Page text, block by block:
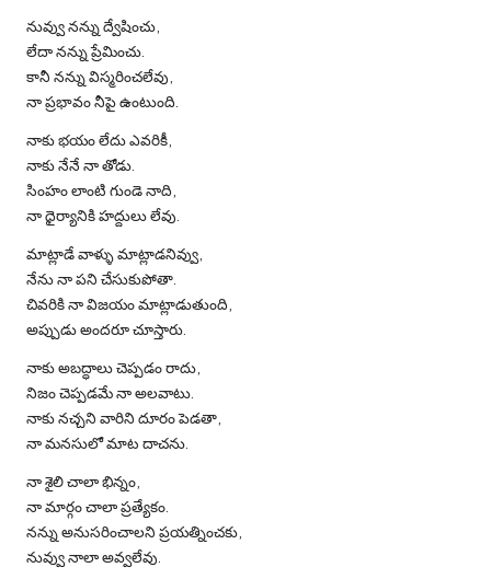
నువ్వు నన్ను ద్వేషించు,
లేదా నన్ను ప్రేమించు.
కానీ నన్ను విస్మరించలేవు,
నా ప్రభావం నీపై ఉంటుంది.
నాకు భయం లేదు ఎవరికీ,
నాకు నేనే నా తోడు.
సింహం లాంటి గుండె నాది,
నా ధైర్యానికి హద్దులు లేవు.
మాట్లాడే వాళ్ళు మాట్లాడనివ్వు,
నేను నా పని చేసుకుపోతా.
చివరికి నా విజయం మాట్లాడుతుంది,
అప్పుడు అందరూ చూస్తారు.
నాకు అబద్ధాలు చెప్పడం రాదు,
నిజం చెప్పడమే నా అలవాటు.
నాకు నచ్చని వారిని దూరం పెడతా,
నా మనసులో మాట దాచను.
నా శైలి చాలా భిన్నం,
నా మార్గం చాలా ప్రత్యేకం.
నన్ను అనుసరించాలని ప్రయత్నించకు,
నువ్వు నాలా అవ్వలేవు.